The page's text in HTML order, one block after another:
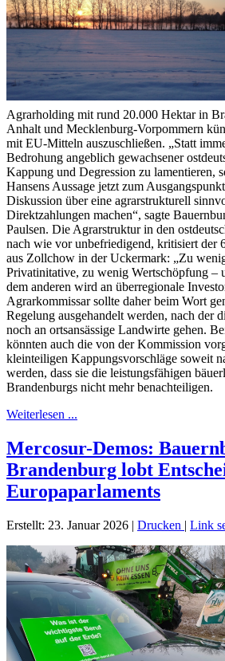
Agrarholding mit rund 20.000 Hektar in
Anhalt und Mecklenburg-Vorpommern
mit EU-Mitteln auszuschließen. „Statt
Bedrohung angeblich gewachsener
Kappung und Degression zu lamentieren,
Hansens Aussage jetzt zum
Diskussion über eine agrarstrukturell
Direktzahlungen machen“, sagte
Paulsen. Die Agrarstruktur in den
nach wie vor unbefriedigend, kritisiert der
aus Zollchow in der Uckermark: „Zu
Privatinitative, zu wenig Wertschöpfung –
dem anderen wird an überregionale
Agrarkommissar sollte daher beim Wort
Regelung ausgehandelt werden, nach der
noch an ortsansässige Landwirte gehen.
könnten auch die von der Kommission
kleinteiligen Kappungsvorschläge soweit
werden, dass sie die leistungsfähigen
Brandenburgs nicht mehr benachteiligen.
Weiterlesen ...
Mercosur-Demos:
Brandenburg lobt
Europaparlaments
Erstellt: 23. Januar 2026 | Drucken | Link